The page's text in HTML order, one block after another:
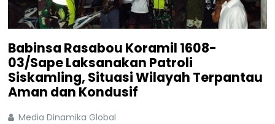
Babinsa Rasabou Koramil 1608-
03/Sape Laksanakan Patroli
Siskamling, Situasi Wilayah Terpantau
Aman dan Kondusif
Media Dinamika Global